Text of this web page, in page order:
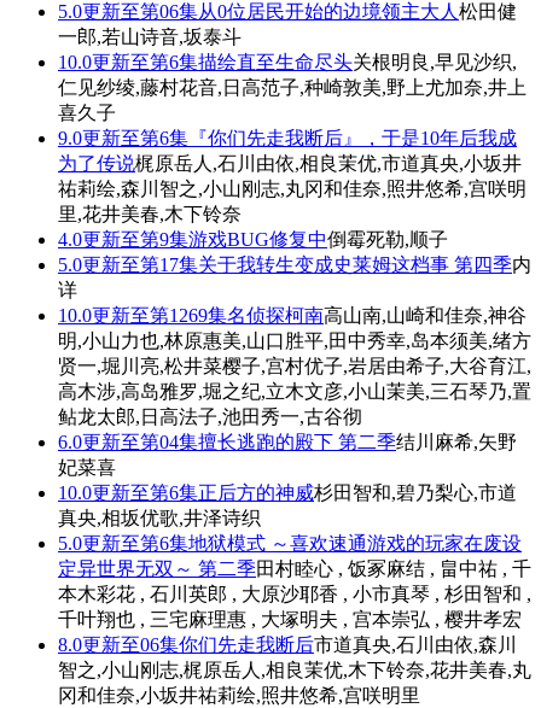
5.0更新至第06集从0位居民开始的边境领主大人 松田健
一郎,若山诗音,坂泰斗
10.0更新至第6集描绘直至生命尽头关根明良,早见沙织,
仁见纱绫,藤村花音,日高范子,种崎敦美,野上尤加奈,井上
喜久子
9.0更新至第6集 『你们先走我断后』，于是10年后我成
为了传说梶原岳人,石川由依,相良茉优,市道真央,小坂井
祐莉绘,森川智之,小山刚志,丸冈和佳奈,照井悠希,宫咲明
里,花井美春,木下铃奈
4.0更新至第9集游戏BUG修复中倒霉死勒,顺子
5.0更新至第17集关于我转生变成史莱姆这档事 第四季内
详
10.0更新至第1269集名侦探柯南高山南,山崎和佳奈,神谷
明,小山力也,林原惠美,山口胜平,田中秀幸,岛本须美,绪方
贤一,堀川亮,松井菜樱子,宫村优子,岩居由希子,大谷育江,
高木涉,高岛雅罗,堀之纪,立木文彦,小山茉美,三石琴乃,置
鲇龙太郎,日高法子,池田秀一,古谷彻
6.0更新至第04集擅长逃跑的殿下 第二季结川麻希,矢野
妃菜喜
10.0更新至第6集正后方的神威杉田智和,碧乃梨心,市道
真央,相坂优歌,井泽诗织
5.0更新至第6集地狱模式 ～喜欢速通游戏的玩家在废设
定异世界无双～ 第二季田村睦心 , 饭冢麻结 , 畠中祐 , 千
本木彩花 , 石川英郎 , 大原沙耶香 , 小市真琴 , 杉田智和 ,
千叶翔也 , 三宅麻理惠 , 大塚明夫 , 宫本崇弘 , 樱井孝宏
8.0更新至06集你们先走我断后市道真央,石川由依,森川
智之,小山刚志,梶原岳人,相良茉优,木下铃奈,花井美春,丸
冈和佳奈,小坂井祐莉绘,照井悠希,宫咲明里